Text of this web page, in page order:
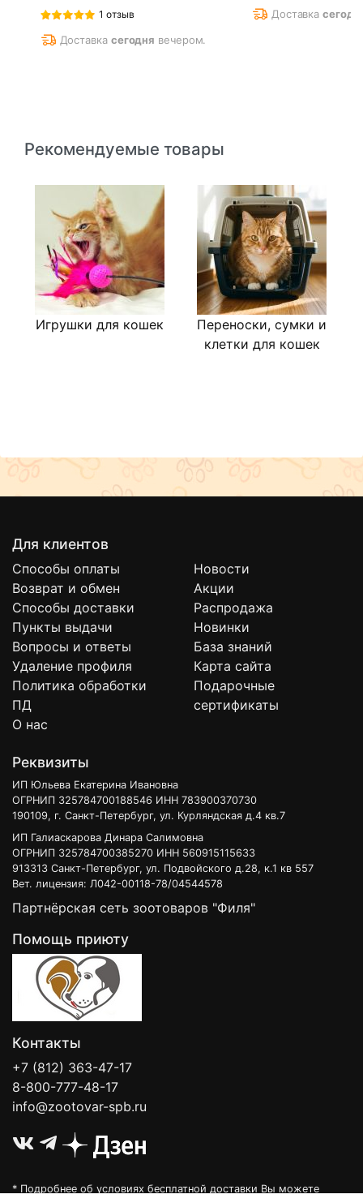
1 отзыв
Доставка сегодня вечером.
Доставка
Рекомендуемые товары
Игрушки для кошек
Переноски, сумки и
клетки для кошек
Для клиентов
Способы оплаты
Возврат и обмен
Способы доставки
Пункты выдачи
Вопросы и ответы
Удаление профиля
Политика обработки
ПД
О нас
Новости
Акции
Распродажа
Новинки
База знаний
Карта сайта
Подарочные
сертификаты
Реквизиты
ИП Юльева Екатерина Ивановна
ОГРНИП 325784700188546 ИНН 783900370730
190109, г. Санкт-Петербург, ул. Курляндская д.4 кв.7
ИП Галиаскарова Динара Салимовна
ОГРНИП 325784700385270 ИНН 560915115633
913313 Санкт-Петербург, ул. Подвойского д.28, к.1 кв 557
Вет. лицензия: Л042-00118-78/04544578
Партнёрская сеть зоотоваров "Филя"
Помощь приюту
Контакты
+7 (812) 363-47-17
8-800-777-48-17
info@zootovar-spb.ru
* Подробнее об условиях бесплатной доставки Вы можете